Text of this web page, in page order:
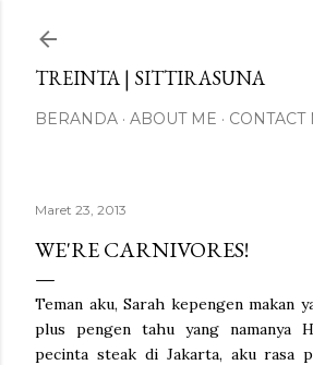
TREINTA | SITTIRASUNA
BERANDA ABOUT ME CONTACT
Maret 23, 2013
WE'RE CARNIVORES!
Teman aku, Sarah kepengen makan
plus pengen tahu yang namanya
pecinta steak di Jakarta, aku rasa